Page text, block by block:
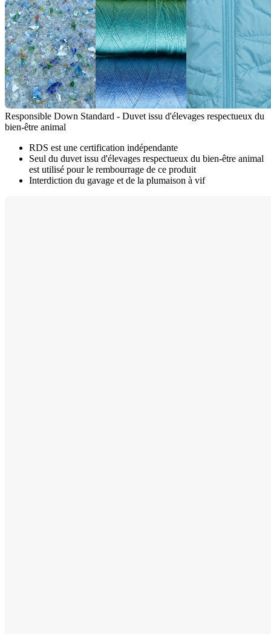
Responsible Down Standard - Duvet issu d'élevages respectueux du
bien-être animal
RDS est une certification indépendante
Seul du duvet issu d'élevages respectueux du bien-être animal
est utilisé pour le rembourrage de ce produit
Interdiction du gavage et de la plumaison à vif